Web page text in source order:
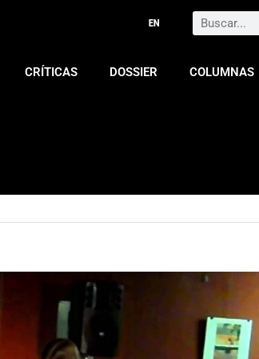
Search
CRÍTICAS DOSSIER COLUMNAS